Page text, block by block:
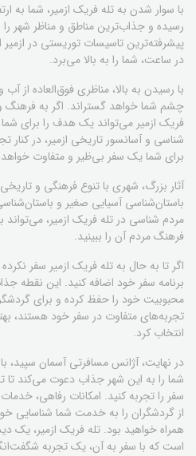
رسیده و جذاب‌ترین مناطق و مناظر شهر را
در ساعت، شما را به بالا می‌برد.
با رسیدن به بالا، مناظری فوق‌العاده از
چشم شما خواهد گستراند. اگر به فرهنگ
فریک ازمیر می‌تواند یک هدف را برای شما
شناسی و آسانسور تاریخی ازمیر، در کنار
برای شما یک سفر بی‌ظیر و متفاوت
آثار بزرگ، شهری با تنوع فرهنگی و
باستان‌شناسی آسیایی صغیر و
مردم شناسی در تله فریک ازمیر،
فرهنگ مردم آن را ببینید.
اگر تا به حال به تله فریک ازمیر سفر
برنامه سفر خود اضافه کنید. این نقطه
محبوبیت خود را حفظ کرده و برای
تجربه‌های متفاوت در سفر خود هستند،
انتخاب کرد.
در نهایت، آژانس مسافرتی آسمان سپید، با
شما را به این شهر جذاب دعوت می‌کند تا
سفر را تجربه کنید. امکانات رفاهی،
از گردشگران را به خدمت شما شناسایی
همراه خواهید بود. تله فریک ازمیر، یک
است که با سفر به آن، یک تجربه